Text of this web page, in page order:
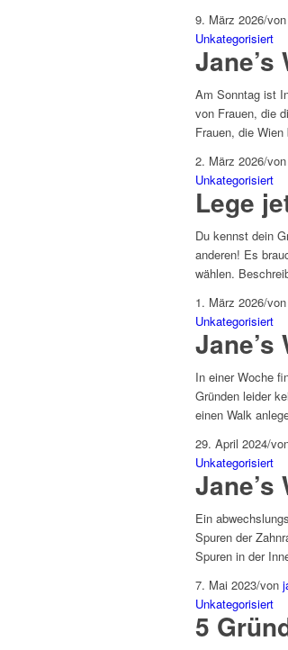
9. März 2026/von
Unkategorisiert
Am Sonntag ist
von Frauen, die
Frauen, die
2. März 2026/von
Unkategorisiert
Lege
Du kennst dein
anderen! Es
wählen.
1. März 2026/von
Unkategorisiert
Jane’s
In einer Woche
Gründen leider
einen Walk
29. April 2024/
Unkategorisiert
Ein
Spuren der
Spuren in der
7. Mai 2023/von
Unkategorisiert
5